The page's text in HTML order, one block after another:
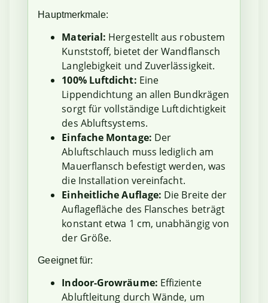
Hauptmerkmale:
Material: Hergestellt aus robustem
Kunststoff, bietet der Wandflansch
Langlebigkeit und Zuverlässigkeit.
100% Luftdicht: Eine
Lippendichtung an allen Bundkrägen
sorgt für vollständige Luftdichtigkeit
des Abluftsystems.
Einfache Montage: Der
Abluftschlauch muss lediglich am
Mauerflansch befestigt werden, was
die Installation vereinfacht.
Einheitliche Auflage: Die Breite der
Auflagefläche des Flansches beträgt
konstant etwa 1 cm, unabhängig von
der Größe.
Geeignet für:
Indoor-Growräume: Effiziente
Abluftleitung durch Wände, um